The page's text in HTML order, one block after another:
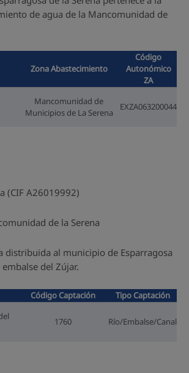
de agua de la Mancomunidad de
Zona Abastecimiento
Código
Autonómico
ZA
Mancomunidad de
Municipios de La Serena
EXZA063200044
(CIF A26019992)
de la Serena
distribuida al municipio de Esparragosa
del Zújar.
Código Captación
Tipo Captación
1760 Río/Embalse/Canal